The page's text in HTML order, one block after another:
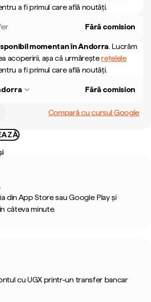
a fi primul care află noutăți.
Fără comision
momentan înAndorra. Lucrăm
acoperirii, așa că urmăreșterețelele
a fi primul care află noutăți.
Fără comision
Compară cu cursul Google
din App Store sau Google Play și
câteva minute.
cu UGX printr-un transfer bancar